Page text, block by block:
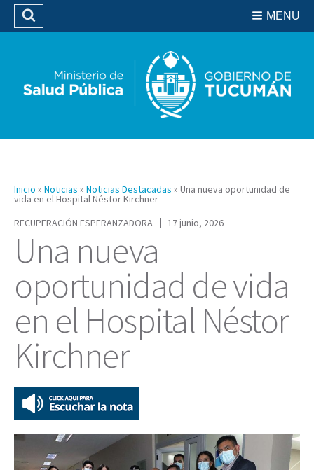
Biblioteca
MENU
Buscar
Inicio » Noticias » Noticias Destacadas » Una nueva oportunidad de
vida en el Hospital Néstor Kirchner
RECUPERACIÓN ESPERANZADORA
17 junio, 2026
Una nueva
oportunidad de vida
en el Hospital Néstor
Kirchner